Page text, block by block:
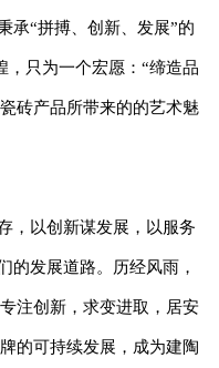
承“拼搏、创新、发展”的
，只为一个宏愿：“缔造品
砖产品所带来的的艺术魅
，以创新谋发展，以服务
的发展道路。历经风雨，
注创新，求变进取，居安
的可持续发展，成为建陶